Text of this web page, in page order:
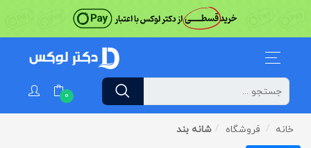
0
خانه فروشگاه
شانه بند